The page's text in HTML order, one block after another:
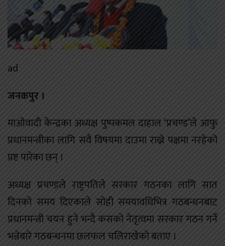
ad
जनकपुर ।
माओवादी केन्द्रका अध्यक्ष पुष्पकमल दाहाल ‘प्रचण्ड’ले आफु
प्रधानमन्त्रीका लागि सवै विषयमा दाउमा राख्ने पक्षमा नरहेको
प्रष्ट पारेका छन् ।
अध्यक्ष प्रचण्डले राष्ट्रपतिले सरकार गठनका लागि सात
दिनको समय दिएकाले सोही समयावधिभित्र गठबन्धनबाट
प्रधानमन्त्री चयन हुने भन्दै कसको नेतृत्वमा सरकार गठन गर्ने
भन्नेबारे गठबन्धनमा छलफल चलिराखेको बताए ।